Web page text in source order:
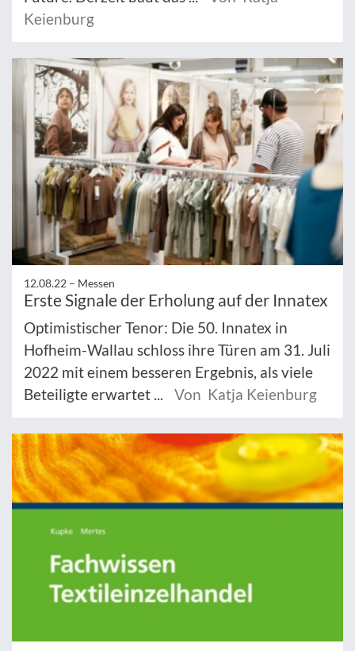
Keienburg
12.08.22 – Messen
Erste Signale der Erholung auf der Innatex
Optimistischer Tenor: Die 50. Innatex in
Hofheim-Wallau schloss ihre Türen am 31. Juli
2022 mit einem besseren Ergebnis, als viele
Beteiligte erwartet ...
Von Katja Keienburg